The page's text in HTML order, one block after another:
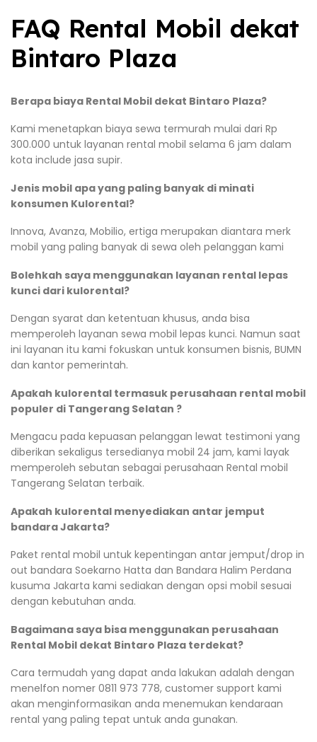
FAQ Rental Mobil dekat
Bintaro Plaza
Berapa biaya Rental Mobil dekat Bintaro Plaza?
Kami menetapkan biaya sewa termurah mulai dari Rp
300.000 untuk layanan rental mobil selama 6 jam dalam
kota include jasa supir.
Jenis mobil apa yang paling banyak di minati
konsumen Kulorental?
Innova, Avanza, Mobilio, ertiga merupakan diantara merk
mobil yang paling banyak di sewa oleh pelanggan kami
Bolehkah saya menggunakan layanan rental lepas
kunci dari kulorental?
Dengan syarat dan ketentuan khusus, anda bisa
memperoleh layanan sewa mobil lepas kunci. Namun saat
ini layanan itu kami fokuskan untuk konsumen bisnis, BUMN
dan kantor pemerintah.
Apakah kulorental termasuk perusahaan rental mobil
populer di Tangerang Selatan ?
Mengacu pada kepuasan pelanggan lewat testimoni yang
diberikan sekaligus tersedianya mobil 24 jam, kami layak
memperoleh sebutan sebagai perusahaan Rental mobil
Tangerang Selatan terbaik.
Apakah kulorental menyediakan antar jemput
bandara Jakarta?
Paket rental mobil untuk kepentingan antar jemput/drop in
out bandara Soekarno Hatta dan Bandara Halim Perdana
kusuma Jakarta kami sediakan dengan opsi mobil sesuai
dengan kebutuhan anda.
Bagaimana saya bisa menggunakan perusahaan
Rental Mobil dekat Bintaro Plaza terdekat?
Cara termudah yang dapat anda lakukan adalah dengan
menelfon nomer 0811 973 778, customer support kami
akan menginformasikan anda menemukan kendaraan
rental yang paling tepat untuk anda gunakan.